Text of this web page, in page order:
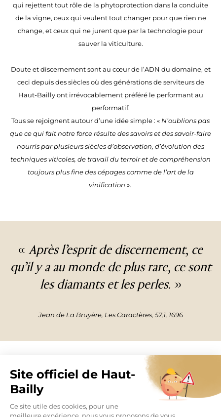
qui rejettent tout rôle de la phytoprotection dans la conduite
de la vigne, ceux qui veulent tout changer pour que rien ne
change, et ceux qui ne jurent que par la technologie pour
sauver la viticulture.
Doute et discernement sont au cœur de l’ADN du domaine, et
ceci depuis des siècles où des générations de serviteurs de
Haut-Bailly ont irrévocablement préféré le performant au
performatif.
Tous se rejoignent autour d’une idée simple : « N’oublions pas
que ce qui fait notre force résulte des savoirs et des savoir-faire
nourris par plusieurs siècles d’observation, d’évolution des
techniques viticoles, de travail du terroir et de compréhension
toujours plus fine des cépages comme de l’art de la
vinification ».
« Après l’esprit de discernement, ce
qu’il y a au monde de plus rare, ce sont
les diamants et les perles. »
Jean de La Bruyère, Les Caractères, 57,1, 1696
ARTICLE PRÉCÉDENT ARTICLE SUIVANT